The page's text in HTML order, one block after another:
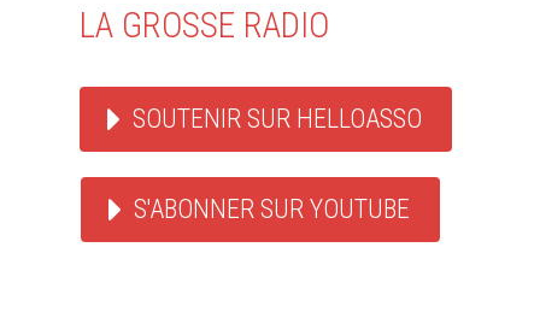
LA GROSSE RADIO
SOUTENIR SUR HELLOASSO
S'ABONNER SUR YOUTUBE